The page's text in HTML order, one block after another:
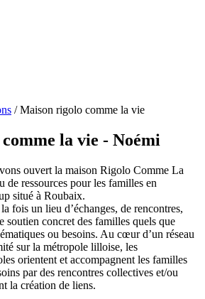
/ Maison rigolo comme la vie
la vie - Noémi
ouvert la maison Rigolo Comme La
ressources pour les familles en
situé à Roubaix.
fois un lieu d’échanges, de rencontres,
soutien concret des familles quels que
ou besoins. Au cœur d’un réseau
sur la métropole lilloise, les
orientent et accompagnent les familles
par des rencontres collectives et/ou
la création de liens.